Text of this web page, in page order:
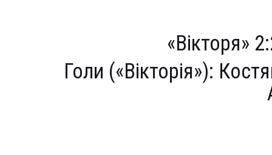
«Вікторя»
Голи («Вікторія»):